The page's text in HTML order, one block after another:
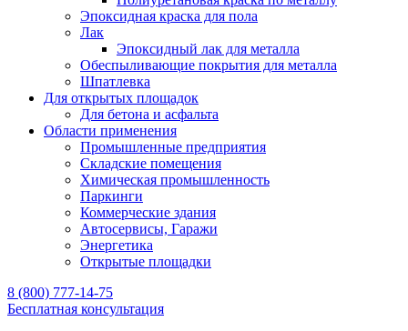
Эпоксидная краска для пола
Лак
Эпоксидный лак для металла
Обеспыливающие покрытия для металла
Шпатлевка
Для открытых площадок
Для бетона и асфальта
Области применения
Промышленные предприятия
Складские помещения
Химическая промышленность
Паркинги
Коммерческие здания
Автосервисы, Гаражи
Энергетика
Открытые площадки
8 (800) 777-14-75
Бесплатная консультация